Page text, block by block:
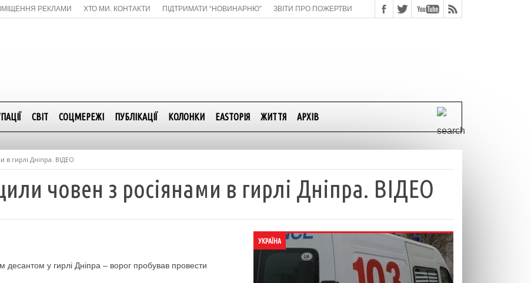
РЕКЛАМИ ХТО МИ. КОНТАКТИ ПІДТРИМАТИ “НОВИНАРНЮ” ЗВІТИ ПРО ПОЖЕРТВИ
СВІТ СОЦМЕРЕЖІ ПУБЛІКАЦІЇ КОЛОНКИ EASTОРІЯ ЖИТТЯ АРХІВ
гирлі Дніпра. ВІДЕО
човен з росіянами в гирлі Дніпра. ВІДЕО
десантом у гирлі Дніпра – ворог пробував провести
УКРАЇНА